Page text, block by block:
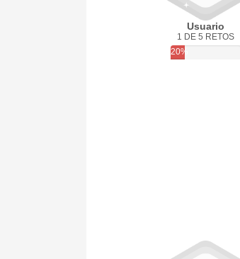
Usuario
1 DE 5 RETOS
20%